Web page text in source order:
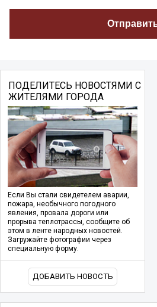
ПОДЕЛИТЕСЬ НОВОСТЯМИ С
ЖИТЕЛЯМИ ГОРОДА
Если Вы стали свидетелем аварии,
пожара, необычного погодного
явления, провала дороги или
прорыва теплотрассы, сообщите об
этом в ленте народных новостей.
Загружайте фотографии через
специальную форму.
ДОБАВИТЬ НОВОСТЬ